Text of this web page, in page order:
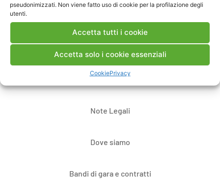
pseudonimizzati. Non viene fatto uso di cookie per la profilazione degli
utenti.
Accetta tutti i cookie
Accetta solo i cookie essenziali
CookiePrivacy
Note Legali
Dove siamo
Bandi di gara e contratti